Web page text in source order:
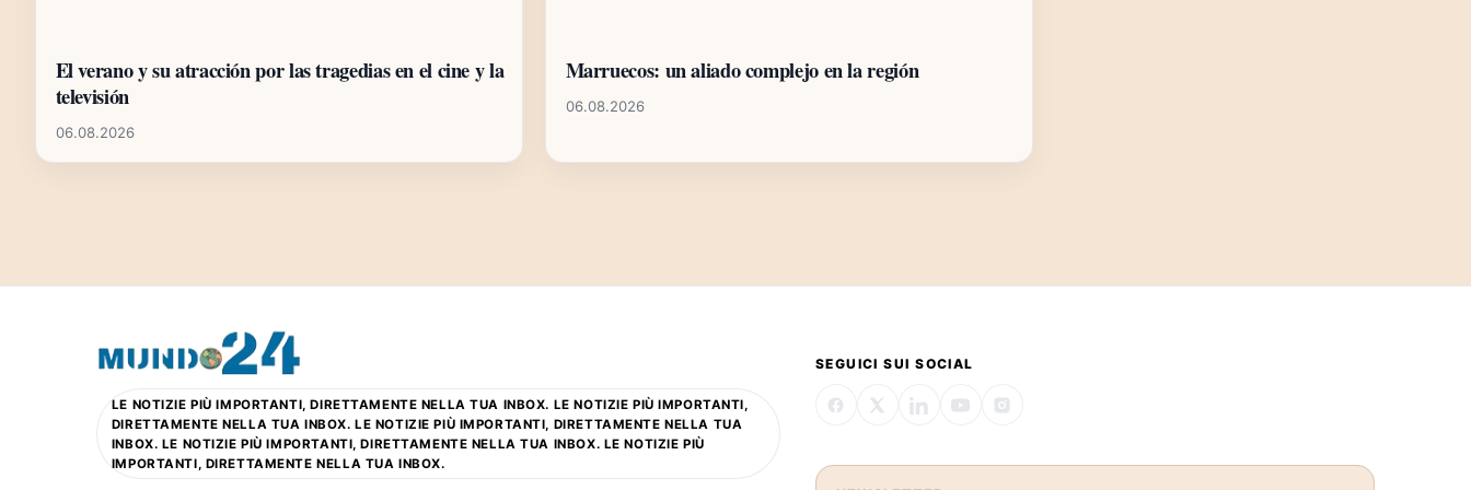
El verano y su atracción por las tragedias en el cine y la
televisión
06.08.2026
Marruecos: un aliado complejo en la región
06.08.2026
LE NOTIZIE PIÙ IMPORTANTI, DIRETTAMENTE NELLA TUA INBOX. LE NOTIZIE PIÙ IMPORTANTI,
DIRETTAMENTE NELLA TUA INBOX. LE NOTIZIE PIÙ IMPORTANTI, DIRETTAMENTE NELLA TUA
INBOX. LE NOTIZIE PIÙ IMPORTANTI, DIRETTAMENTE NELLA TUA INBOX. LE NOTIZIE PIÙ
IMPORTANTI, DIRETTAMENTE NELLA TUA INBOX.
SEGUICI SUI SOCIAL